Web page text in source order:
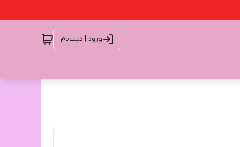
ورود | ثبت‌نام